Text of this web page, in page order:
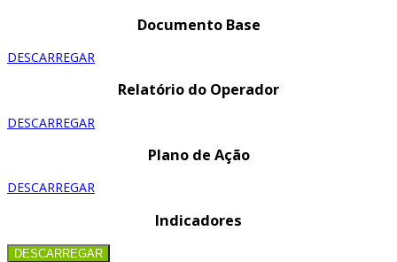
Documento Base
DESCARREGAR
Relatório do Operador
DESCARREGAR
Plano de Ação
DESCARREGAR
Indicadores
DESCARREGAR